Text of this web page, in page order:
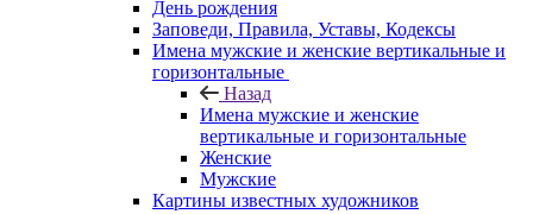
День рождения
Заповеди, Правила, Уставы, Кодексы
Имена мужские и женские вертикальные и
горизонтальные
Назад
Имена мужские и женские
вертикальные и горизонтальные
Женские
Мужские
Картины известных художников